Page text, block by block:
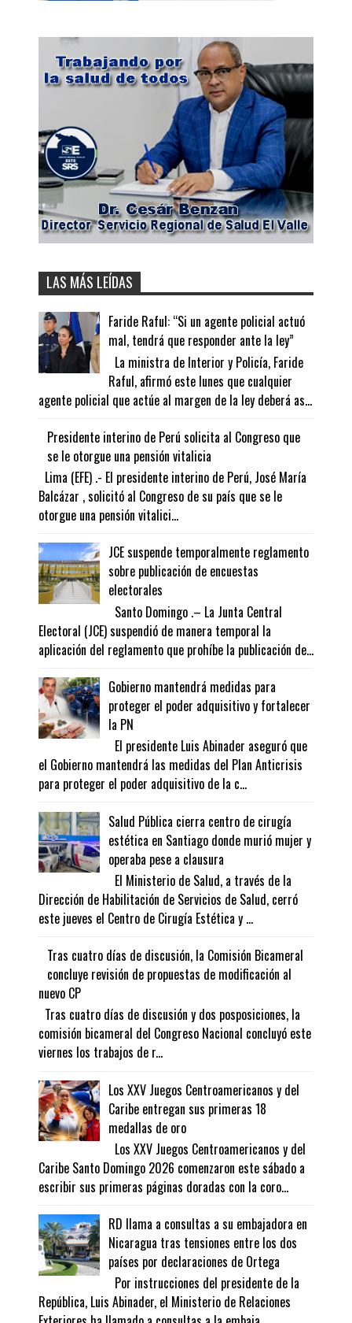
LAS MÁS LEÍDAS
Faride Raful: “Si un agente policial actuó
mal, tendrá que responder ante la ley”
La ministra de Interior y Policía, Faride
Raful, afirmó este lunes que cualquier
agente policial que actúe al margen de la ley deberá as...
Presidente interino de Perú solicita al Congreso que
se le otorgue una pensión vitalicia
Lima (EFE) .- El presidente interino de Perú, José María
Balcázar , solicitó al Congreso de su país que se le
otorgue una pensión vitalici...
JCE suspende temporalmente reglamento
sobre publicación de encuestas
electorales
Santo Domingo .– La Junta Central
Electoral (JCE) suspendió de manera temporal la
aplicación del reglamento que prohíbe la publicación de...
Gobierno mantendrá medidas para
proteger el poder adquisitivo y fortalecer
la PN
El presidente Luis Abinader aseguró que
el Gobierno mantendrá las medidas del Plan Anticrisis
para proteger el poder adquisitivo de la c...
Salud Pública cierra centro de cirugía
estética en Santiago donde murió mujer y
operaba pese a clausura
El Ministerio de Salud, a través de la
Dirección de Habilitación de Servicios de Salud, cerró
este jueves el Centro de Cirugía Estética y ...
Tras cuatro días de discusión, la Comisión Bicameral
concluye revisión de propuestas de modificación al
nuevo CP
Tras cuatro días de discusión y dos posposiciones, la
comisión bicameral del Congreso Nacional concluyó este
viernes los trabajos de r...
Los XXV Juegos Centroamericanos y del
Caribe entregan sus primeras 18
medallas de oro
Los XXV Juegos Centroamericanos y del
Caribe Santo Domingo 2026 comenzaron este sábado a
escribir sus primeras páginas doradas con la coro...
RD llama a consultas a su embajadora en
Nicaragua tras tensiones entre los dos
países por declaraciones de Ortega
Por instrucciones del presidente de la
República, Luis Abinader, el Ministerio de Relaciones